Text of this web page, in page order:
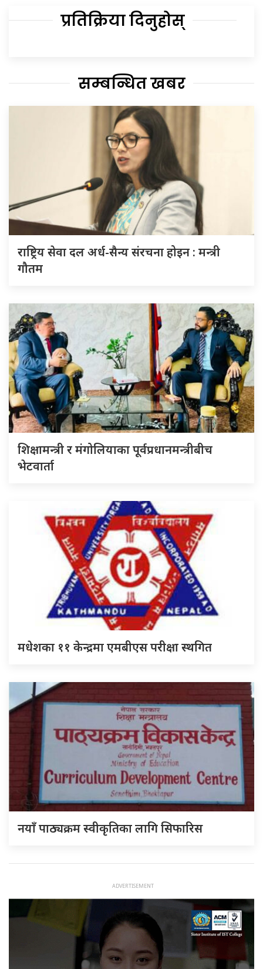
प्रतिक्रिया दिनुहोस्
सम्बन्धित खबर
राष्ट्रिय सेवा दल अर्ध-सैन्य संरचना होइन : मन्त्री
गौतम
शिक्षामन्त्री र मंगोलियाका पूर्वप्रधानमन्त्रीबीच
भेटवार्ता
मधेशका ११ केन्द्रमा एमबीएस परीक्षा स्थगित
नयाँ पाठ्यक्रम स्वीकृतिका लागि सिफारिस